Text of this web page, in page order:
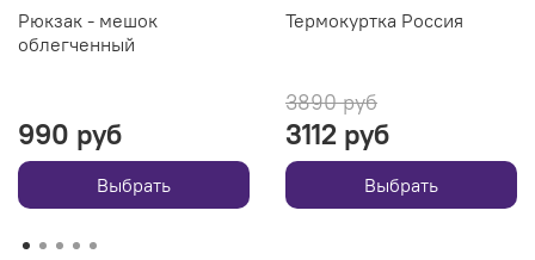
Рюкзак - мешок
облегченный
990 руб
Выбрать
Термокуртка Россия
3890 руб
3112 руб
Выбрать